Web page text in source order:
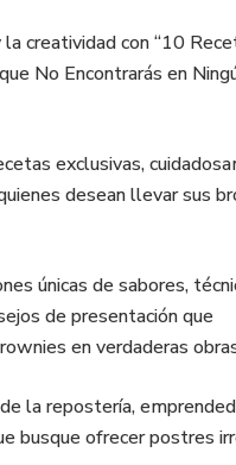
creatividad con “10
No Encontrarás en
exclusivas,
desean llevar sus
únicas de sabores,
de presentación que
en verdaderas
la repostería,
busque ofrecer postres